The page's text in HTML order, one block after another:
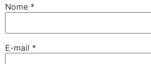
Nome *
E-mail *